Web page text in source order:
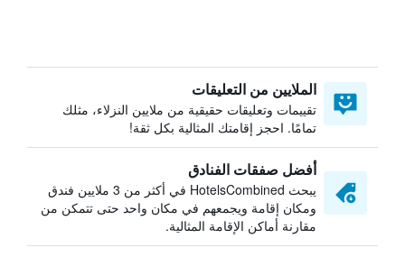
الملايين من التعليقات
تقييمات وتعليقات حقيقية من ملايين النزلاء، مثلك
تمامًا. احجز إقامتك المثالية بكل ثقة!
أفضل صفقات الفنادق
يبحث HotelsCombined في أكثر من 3 ملايين فندق
ومكان إقامة ويجمعهم في مكان واحد حتى تتمكن من
مقارنة أماكن الإقامة المثالية.